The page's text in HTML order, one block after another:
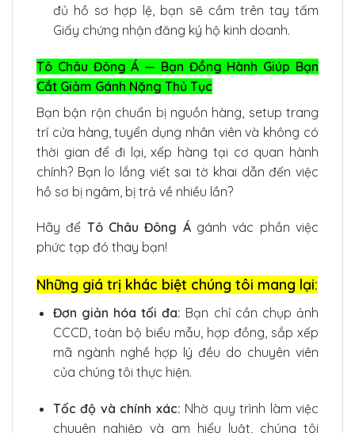
đủ hồ sơ hợp lệ, bạn sẽ cầm trên tay tấm
Giấy chứng nhận đăng ký hộ kinh doanh.
Tô Châu Đông Á — Bạn Đồng Hành Giúp Bạn
Cắt Giảm Gánh Nặng Thủ Tục
Bạn bận rộn chuẩn bị nguồn hàng, setup trang
trí cửa hàng, tuyển dụng nhân viên và không có
thời gian để đi lại, xếp hàng tại cơ quan hành
chính? Bạn lo lắng viết sai tờ khai dẫn đến việc
hồ sơ bị ngâm, bị trả về nhiều lần?
Hãy để Tô Châu Đông Ágánh vác phần việc
phức tạp đó thay bạn!
Những giá trị khác biệt chúng tôi mang lại:
Đơn giản hóa tối đa: Bạn chỉ cần chụp ảnh
CCCD, toàn bộ biểu mẫu, hợp đồng, sắp xếp
mã ngành nghề hợp lý đều do chuyên viên
của chúng tôi thực hiện.
Tốc độ và chính xác: Nhờ quy trình làm việc
chuyên nghiệp và am hiểu luật, chúng tôi